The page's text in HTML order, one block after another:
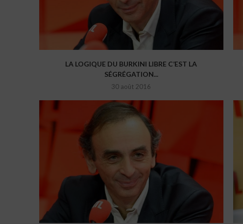
LA LOGIQUE DU BURKINI LIBRE C’EST LA
SÉGRÉGATION...
30 août 2016